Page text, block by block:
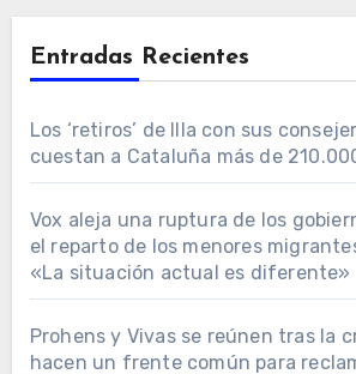
Entradas Recientes
Los ‘retiros’ de Illa con sus
cuestan a Cataluña más de
Vox aleja una ruptura de los
el reparto de los menores
«La situación actual es diferente»
Prohens y Vivas se reúnen tras la
hacen un frente común para